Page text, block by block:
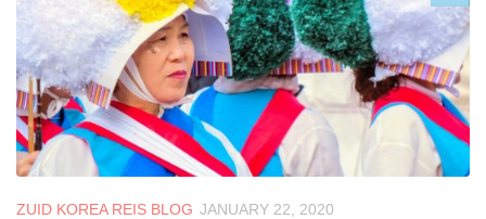
ZUID KOREA REIS BLOG JANUARY 22, 2020